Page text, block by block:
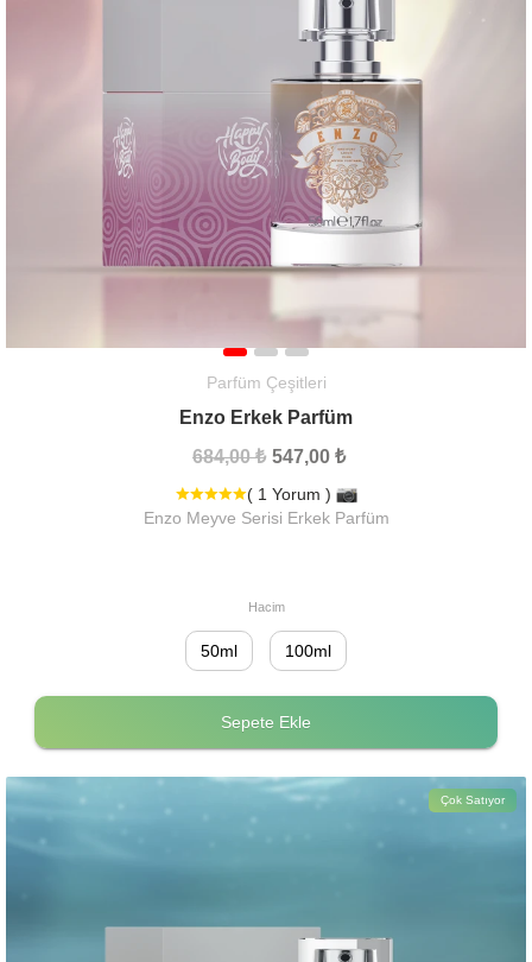
Parfüm Çeşitleri
Enzo Erkek Parfüm
684,00 ₺ 547,00 ₺
( 1 Yorum )
Enzo Meyve Serisi Erkek Parfüm
Hacim
50ml 100ml
Sepete Ekle
Çok Satıyor